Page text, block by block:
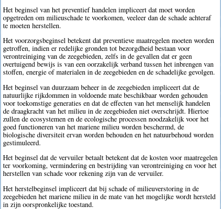
Het beginsel van het preventief handelen impliceert dat moet worden
opgetreden om milieuschade te voorkomen, veeleer dan de schade achteraf
te moeten herstellen.
Het voorzorgsbeginsel betekent dat preventieve maatregelen moeten worden
getroffen, indien er redelijke gronden tot bezorgdheid bestaan voor
verontreiniging van de zeegebieden, zelfs in de gevallen dat er geen
overtuigend bewijs is van een oorzakelijk verband tussen het inbrengen van
stoffen, energie of materialen in de zeegebieden en de schadelijke gevolgen.
Het beginsel van duurzaam beheer in de zeegebieden impliceert dat de
natuurlijke rijkdommen in voldoende mate beschikbaar worden gehouden
voor toekomstige generaties en dat de effecten van het menselijk handelen
de draagkracht van het milieu in de zeegebieden niet overschrijdt. Hiertoe
zullen de ecosystemen en de ecologische processen noodzakelijk voor het
goed functioneren van het mariene milieu worden beschermd, de
biologische diversiteit ervan worden behouden en het natuurbehoud worden
gestimuleerd.
Het beginsel dat de vervuiler betaalt betekent dat de kosten voor maatregelen
ter voorkoming, vermindering en bestrijding van verontreiniging en voor het
herstellen van schade voor rekening zijn van de vervuiler.
Het herstelbeginsel impliceert dat bij schade of milieuverstoring in de
zeegebieden het mariene milieu in de mate van het mogelijke wordt hersteld
in zijn oorspronkelijke toestand.